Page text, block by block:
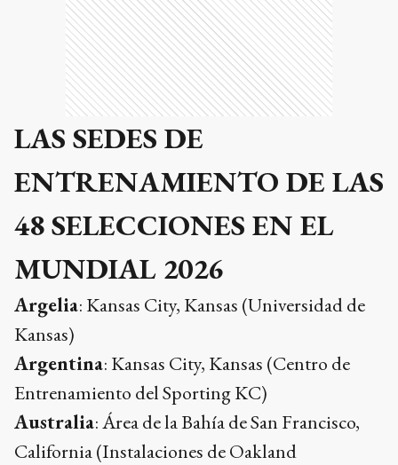
LAS SEDES DE
ENTRENAMIENTO DE LAS
48 SELECCIONES EN EL
MUNDIAL 2026
Argelia: Kansas City, Kansas (Universidad de
Kansas)
Argentina: Kansas City, Kansas (Centro de
Entrenamiento del Sporting KC)
Australia: Área de la Bahía de San Francisco,
California (Instalaciones de Oakland